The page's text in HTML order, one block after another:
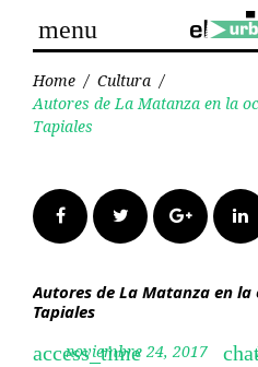
content
menu
Home / Cultura /
Autores de La Matanza en la
Tapiales
FacebookTwitter Google+
Autores de La Matanza en
Tapiales
access_time
noviembre 24, 2017